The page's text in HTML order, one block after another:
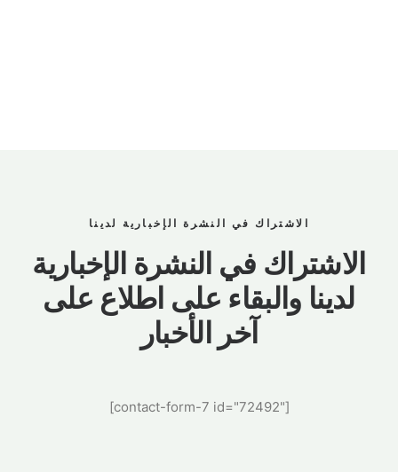
الاشتراك في النشرة الإخبارية لدينا
الاشتراك في النشرة الإخبارية
لدينا والبقاء على اطلاع على
آخر الأخبار
[contact-form-7 id="72492"]